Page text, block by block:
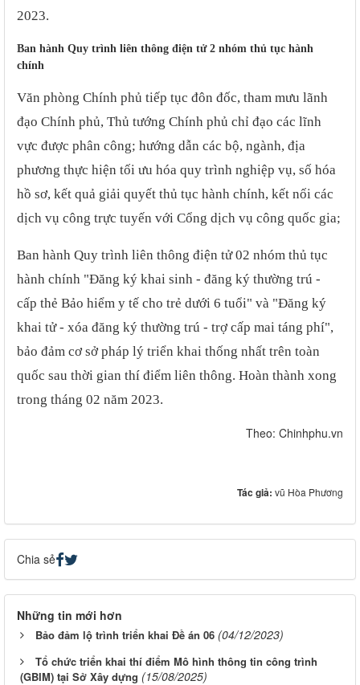
2023.
Ban hành Quy trình liên thông điện tử 2 nhóm thủ tục hành
chính
Văn phòng Chính phủ tiếp tục đôn đốc, tham mưu lãnh
đạo Chính phủ, Thủ tướng Chính phủ chỉ đạo các lĩnh
vực được phân công; hướng dẫn các bộ, ngành, địa
phương thực hiện tối ưu hóa quy trình nghiệp vụ, số hóa
hồ sơ, kết quả giải quyết thủ tục hành chính, kết nối các
dịch vụ công trực tuyến với Cổng dịch vụ công quốc gia;
Ban hành Quy trình liên thông điện tử 02 nhóm thủ tục
hành chính "Đăng ký khai sinh - đăng ký thường trú -
cấp thẻ Bảo hiểm y tế cho trẻ dưới 6 tuổi" và "Đăng ký
khai tử - xóa đăng ký thường trú - trợ cấp mai táng phí",
bảo đảm cơ sở pháp lý triển khai thống nhất trên toàn
quốc sau thời gian thí điểm liên thông. Hoàn thành xong
trong tháng 02 năm 2023.​
Theo: Chinhphu.vn​
Tác giả: vũ Hòa Phương
Chia sẻ
Những tin mới hơn
Bảo đảm lộ trình triển khai Đề án 06 (04/12/2023)
Tổ chức triển khai thí điểm Mô hình thông tin công trình
(GBIM) tại Sở Xây dựng (15/08/2025)